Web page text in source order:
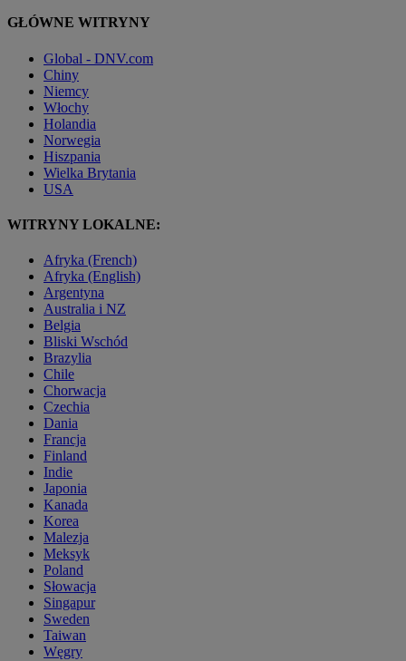
GŁÓWNE WITRYNY
Global - DNV.com
Chiny
Niemcy
Włochy
Holandia
Norwegia
Hiszpania
Wielka Brytania
USA
WITRYNY LOKALNE:
Afryka (French)
Afryka (English)
Argentyna
Australia i NZ
Belgia
Bliski Wschód
Brazylia
Chile
Chorwacja
Czechia
Dania
Francja
Finland
Indie
Japonia
Kanada
Korea
Malezja
Meksyk
Poland
Słowacja
Singapur
Sweden
Taiwan
Węgry